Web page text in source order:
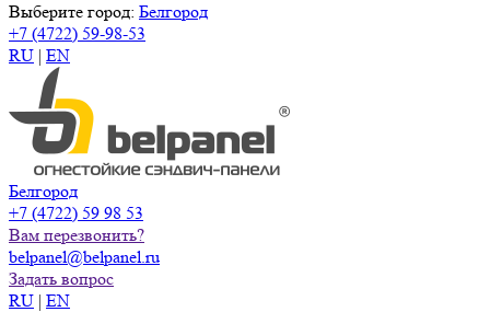
Выберите город: Белгород
+7 (4722) 59-98-53
RU | EN
Белгород
+7 (4722) 59 98 53
Вам перезвонить?
belpanel@belpanel.ru
Задать вопрос
RU | EN